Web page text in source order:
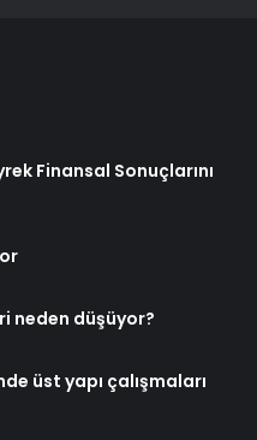
Finansal Sonuçlarını
neden düşüyor?
üst yapı çalışmaları